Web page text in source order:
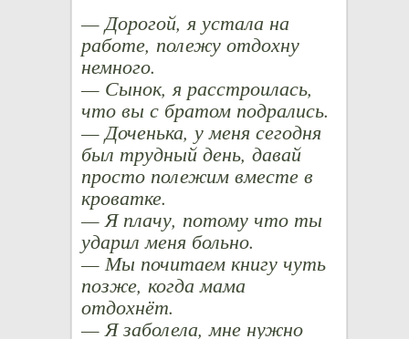
— Дорогой, я устала на
работе, полежу отдохну
немного.
— Сынок, я расстроилась,
что вы с братом подрались.
— Доченька, у меня сегодня
был трудный день, давай
просто полежим вместе в
кроватке.
— Я плачу, потому что ты
ударил меня больно.
— Мы почитаем книгу чуть
позже, когда мама
отдохнёт.
— Я заболела, мне нужно